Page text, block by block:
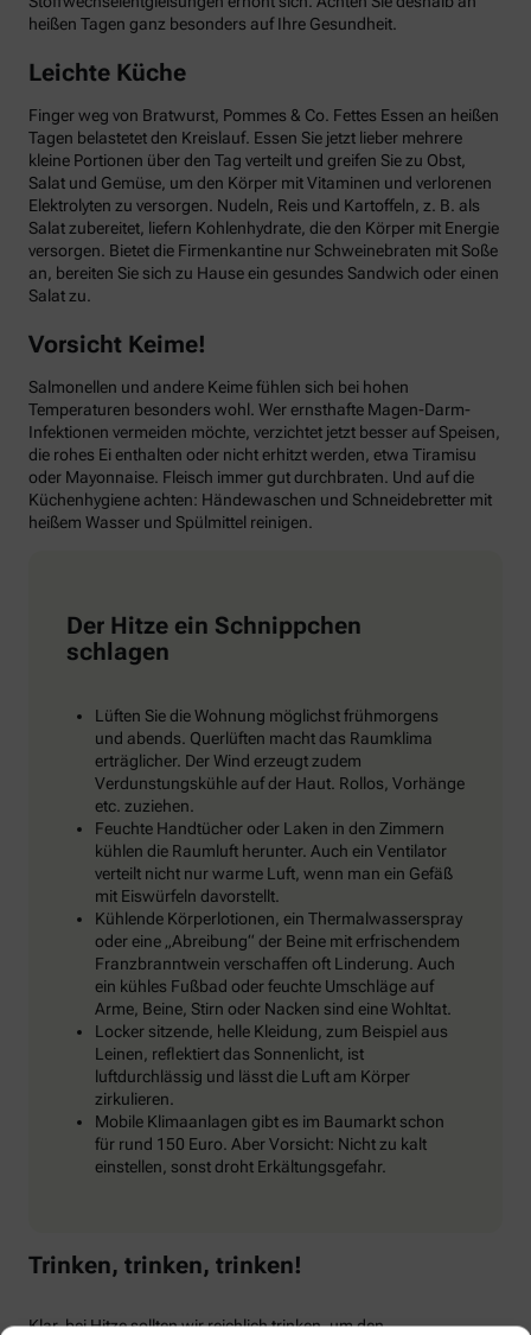
heißen Tagen ganz besonders auf Ihre Gesundheit.
Leichte Küche
Finger weg von Bratwurst, Pommes & Co. Fettes Essen an heißen
Tagen belastetet den Kreislauf. Essen Sie jetzt lieber mehrere
kleine Portionen über den Tag verteilt und greifen Sie zu Obst,
Salat und Gemüse, um den Körper mit Vitaminen und verlorenen
Elektrolyten zu versorgen. Nudeln, Reis und Kartoffeln, z. B. als
Salat zubereitet, liefern Kohlenhydrate, die den Körper mit Energie
versorgen. Bietet die Firmenkantine nur Schweinebraten mit Soße
an, bereiten Sie sich zu Hause ein gesundes Sandwich oder einen
Salat zu.
Vorsicht Keime!
Salmonellen und andere Keime fühlen sich bei hohen
Temperaturen besonders wohl. Wer ernsthafte Magen-Darm-
Infektionen vermeiden möchte, verzichtet jetzt besser auf Speisen,
die rohes Ei enthalten oder nicht erhitzt werden, etwa Tiramisu
oder Mayonnaise. Fleisch immer gut durchbraten. Und auf die
Küchenhygiene achten: Händewaschen und Schneidebretter mit
heißem Wasser und Spülmittel reinigen.
Der Hitze ein Schnippchen
schlagen
Lüften Sie die Wohnung möglichst frühmorgens
und abends. Querlüften macht das Raumklima
erträglicher. Der Wind erzeugt zudem
Verdunstungskühle auf der Haut. Rollos, Vorhänge
etc. zuziehen.
Feuchte Handtücher oder Laken in den Zimmern
kühlen die Raumluft herunter. Auch ein Ventilator
verteilt nicht nur warme Luft, wenn man ein Gefäß
mit Eiswürfeln davorstellt.
Kühlende Körperlotionen, ein Thermalwasserspray
oder eine „Abreibung“ der Beine mit erfrischendem
Franzbranntwein verschaffen oft Linderung. Auch
ein kühles Fußbad oder feuchte Umschläge auf
Arme, Beine, Stirn oder Nacken sind eine Wohltat.
Locker sitzende, helle Kleidung, zum Beispiel aus
Leinen, reflektiert das Sonnenlicht, ist
luftdurchlässig und lässt die Luft am Körper
zirkulieren.
Mobile Klimaanlagen gibt es im Baumarkt schon
für rund 150 Euro. Aber Vorsicht: Nicht zu kalt
einstellen, sonst droht Erkältungsgefahr.
Trinken, trinken, trinken!
Klar, bei Hitze sollten wir reichlich trinken, um den